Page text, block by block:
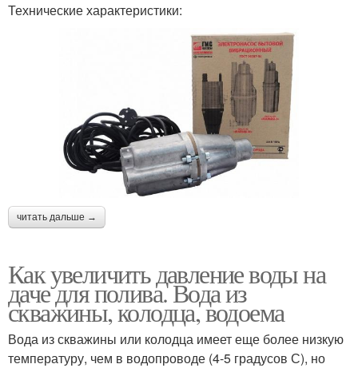
Технические характеристики:
читать дальше →
Как увеличить давление воды на
даче для полива. Вода из
скважины, колодца, водоема
Вода из скважины или колодца имеет еще более низкую
температуру, чем в водопроводе (4-5 градусов С), но